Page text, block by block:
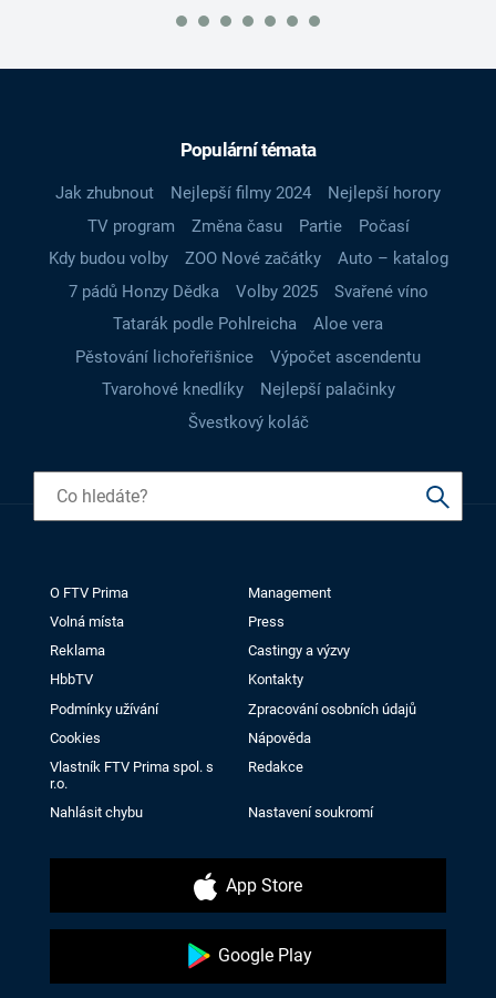
Populární témata
Jak zhubnout Nejlepší filmy 2024
Nejlepší horory
TV program
Změna času Partie
Počasí
Kdy budou volby
ZOO Nové začátky
Auto – katalog
7 pádů Honzy Dědka
Volby 2025
Svařené víno
Tatarák podle Pohlreicha
Aloe vera
Pěstování lichořeřišnice
Výpočet ascendentu
Tvarohové knedlíky
Nejlepší palačinky
Švestkový koláč
O FTV Prima
Management
Volná místa
Press
Reklama
Castingy a výzvy
HbbTV
Kontakty
Podmínky užívání
Zpracování osobních údajů
Cookies
Nápověda
Vlastník FTV Prima spol. s
r.o.
Redakce
Nahlásit chybu Nastavení soukromí
App Store
Google Play